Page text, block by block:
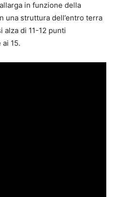
in funzione della
una struttura dell’entro terra
alza di 11-12 punti
15.